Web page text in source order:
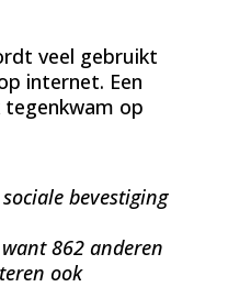
veel gebruikt
internet. Een
tegenkwam op
bevestiging
862 anderen
ook